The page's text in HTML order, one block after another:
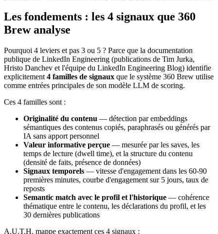
Les fondements : les 4 signaux que 360
Brew analyse
Pourquoi 4 leviers et pas 3 ou 5 ? Parce que la documentation
publique de LinkedIn Engineering (publications de Tim Jurka,
Hristo Danchev et l'équipe du LinkedIn Engineering Blog) identifie
explicitement 4 familles de signaux que le système 360 Brew utilise
comme entrées principales de son modèle LLM de scoring.
Ces 4 familles sont :
Originalité du contenu — détection par embeddings
sémantiques des contenus copiés, paraphrasés ou générés par
IA sans apport personnel
Valeur informative perçue — mesurée par les saves, les
temps de lecture (dwell time), et la structure du contenu
(densité de faits, présence de données)
Signaux temporels — vitesse d'engagement dans les 60-90
premières minutes, courbe d'engagement sur 5 jours, taux de
reposts
Semantic match avec le profil et l'historique — cohérence
thématique entre le contenu, les déclarations du profil, et les
30 dernières publications
A.U.T.H. mappe exactement ces 4 signaux :